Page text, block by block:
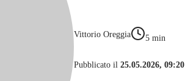
Vittorio Oreggia 5 min
Pubblicato il 25.05.2026, 09:20